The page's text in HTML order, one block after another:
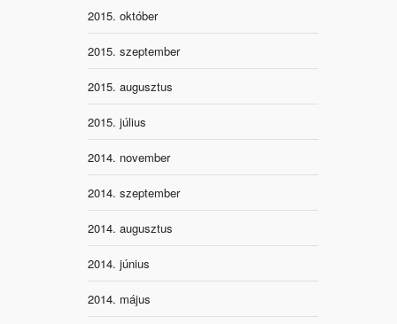
2015. október
2015. szeptember
2015. augusztus
2015. július
2014. november
2014. szeptember
2014. augusztus
2014. június
2014. május